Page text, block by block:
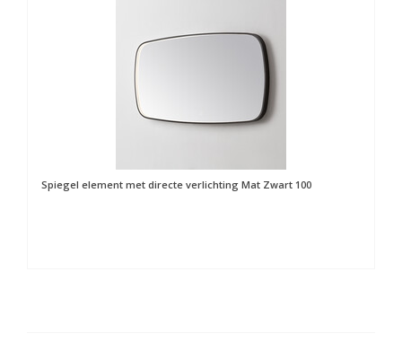
Spiegel element met directe verlichting Mat Zwart 100